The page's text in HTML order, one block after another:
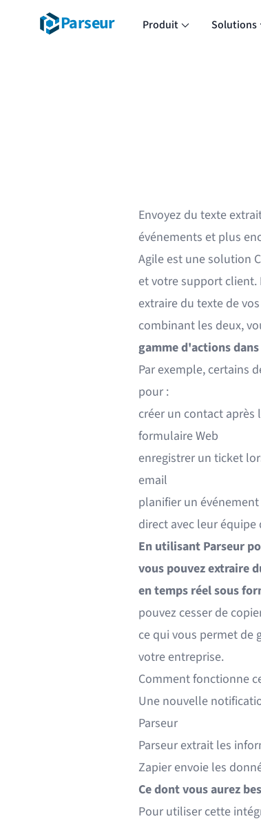
Parseur Produit Solutions
Envoyez du texte
événements et plus
Agile est une solution
et votre support client.
extraire du texte de
combinant les deux,
gamme d'actions
Par exemple, certains
pour :
créer un contact
formulaire Web
enregistrer un ticket
email
planifier un
direct avec leur équipe
En utilisant Parseur
vous pouvez extraire
en temps réel sous
pouvez cesser de
ce qui vous permet
votre entreprise.
Comment fonctionne
Une nouvelle
Parseur
Parseur extrait les
Zapier envoie les
Ce dont vous aurez
Pour utiliser cette